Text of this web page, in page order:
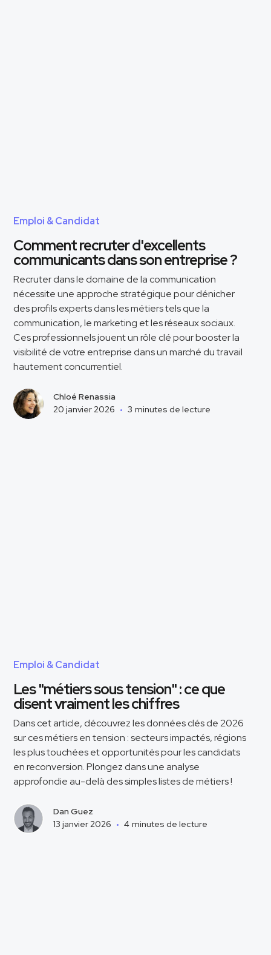
Emploi & Candidat
Comment recruter d'excellents
communicants dans son entreprise ?
Recruter dans le domaine de la communication
nécessite une approche stratégique pour dénicher
des profils experts dans les métiers tels que la
communication, le marketing et les réseaux sociaux.
Ces professionnels jouent un rôle clé pour booster la
visibilité de votre entreprise dans un marché du travail
hautement concurrentiel.
Chloé Renassia
20 janvier 2026 • 3 minutes de lecture
Emploi & Candidat
Les "métiers sous tension" : ce que
disent vraiment les chiffres
Dans cet article, découvrez les données clés de 2026
sur ces métiers en tension : secteurs impactés, régions
les plus touchées et opportunités pour les candidats
en reconversion. Plongez dans une analyse
approfondie au-delà des simples listes de métiers !
Dan Guez
13 janvier 2026 • 4 minutes de lecture